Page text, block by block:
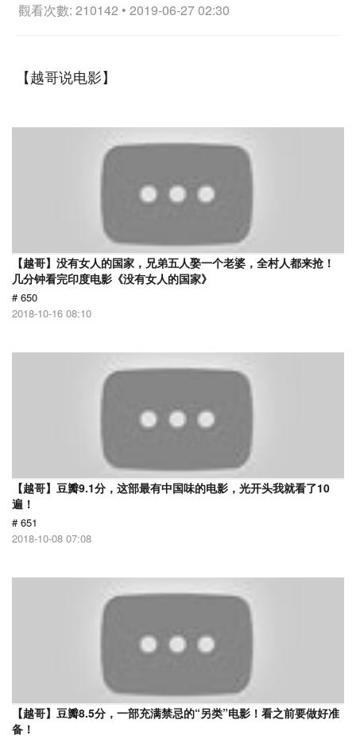
觀看次數: 210142 • 2019-06-27 02:30
【越哥说电影】
【越哥】没有女人的国家，兄弟五人娶一个老婆，全村人都来抢！
几分钟看完印度电影《没有女人的国家》
# 650
2018-10-16 08:10
【越哥】豆瓣9.1分，这部最有中国味的电影，光开头我就看了10
遍！
# 651
2018-10-08 07:08
【越哥】豆瓣8.5分，一部充满禁忌的“另类”电影！看之前要做好准
备！